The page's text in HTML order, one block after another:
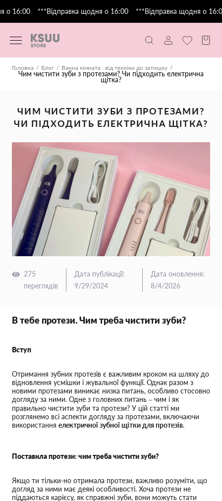
16:00 ***Відправка щодня о 16:00 ***Відправка щодня о 16:00
Головна Блог Ванна кімната : від техніки до затишку
Чим чистити зуби з протезами? Чи підходить електрична
щітка?
ЧИМ ЧИСТИТИ ЗУБИ З ПРОТЕЗАМИ?
ЧИ ПІДХОДИТЬ ЕЛЕКТРИЧНА ЩІТКА?
275
переглядів
Дата публікації:
9/29/2024
Дата оновлення:
8/4/2026
В тебе протези. Чим треба чистити зуби?
Вступ
Отримання зубних протезів є важливим кроком на шляху до
відновлення усмішки і жувальної функції. Однак разом з
новими протезами виникає низка питань, особливо стосовно
догляду за ними. Одне з головних питань – чим і як
правильно чистити зуби та протези? У цій статті ми
розглянемо всі аспекти догляду за протезами, включаючи
використання електричної зубної щітки для протезів.
Поставила протези: чим треба чистити зуби?
Якщо ти тільки-но отримала протези, важливо розуміти, що
догляд за ними має деякі особливості. Хоча протези не
піддаються карієсу, як справжні зуби, вони можуть стати